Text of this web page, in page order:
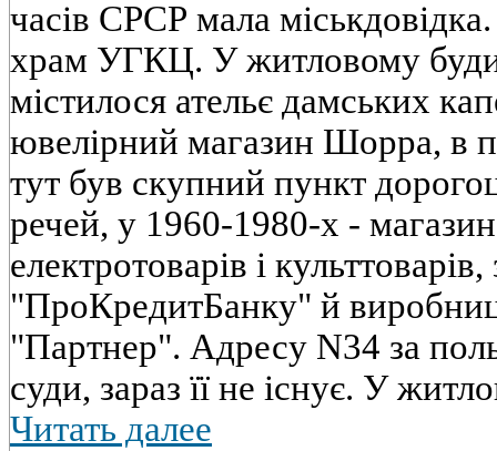
часів СРСР мала
храм УГКЦ. У житловому
містилося ательє дамських
ювелірний магазин Шорра, в
тут був скупний пункт
речей, у 1960-1980-х -
електротоварів і
"ПроКредитБанку" й
"Партнер". Адресу N34 за
суди, зараз її не існує. У
Читать далее